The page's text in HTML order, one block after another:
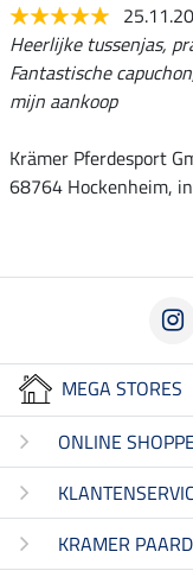
Heerlijke tussenjas,
Fantastische
mijn aankoop
Krämer Pferdesport
68764 Hockenheim,
MEGA STORES
ONLINE
KRAMER